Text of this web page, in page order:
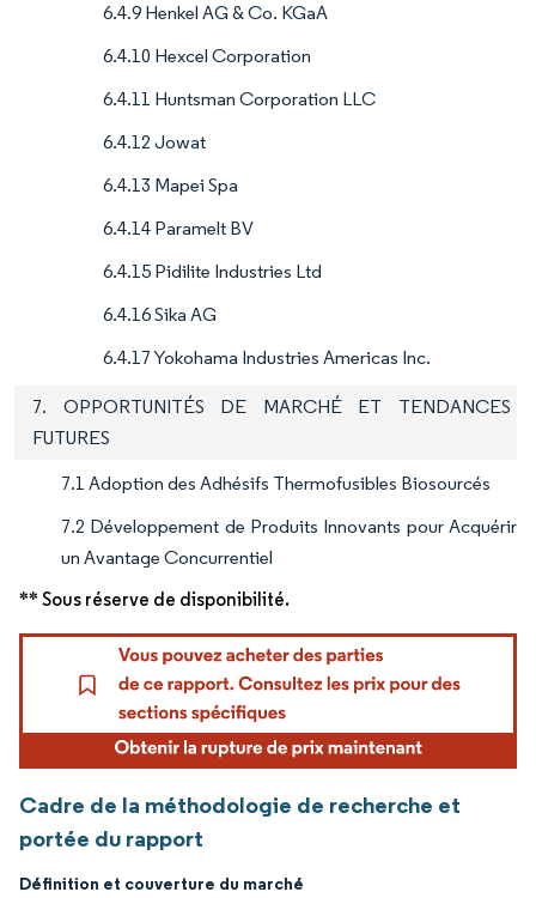
6.4.9 Henkel AG & Co. KGaA
6.4.10 Hexcel Corporation
6.4.11 Huntsman Corporation LLC
6.4.12 Jowat
6.4.13 Mapei Spa
6.4.14 Paramelt BV
6.4.15 Pidilite Industries Ltd
6.4.16 Sika AG
6.4.17 Yokohama Industries Americas Inc.
7. OPPORTUNITÉS DE MARCHÉ ET TENDANCES
FUTURES
7.1 Adoption des Adhésifs Thermofusibles Biosourcés
7.2 Développement de Produits Innovants pour Acquérir
un Avantage Concurrentiel
** Sous réserve de disponibilité.
Cadre de la méthodologie de recherche et
portée du rapport
Définition et couverture du marché